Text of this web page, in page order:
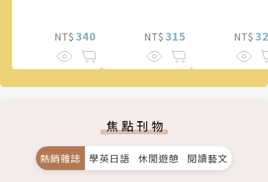
NT$ 340 NT$ 315 NT$
焦點刊物
熱銷雜誌 學英日語 休閒遊憩 閱讀藝文